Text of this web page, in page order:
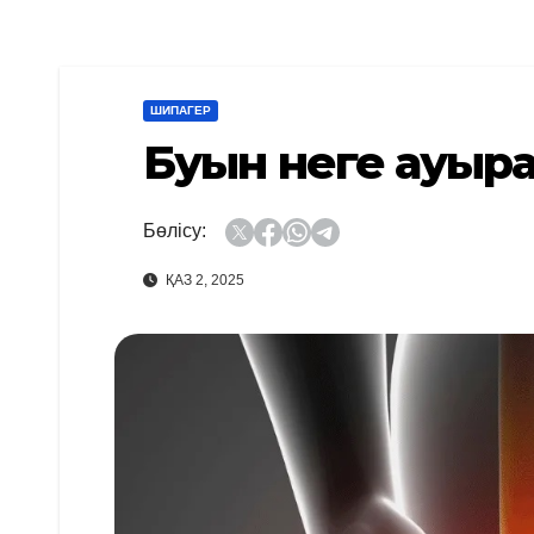
ШИПАГЕР
Буын неге
Бөлісу:
ҚАЗ 2, 2025